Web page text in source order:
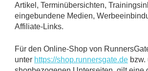
Artikel, Terminübersichten,
eingebundene Medien,
Affiliate-Links.
Für den Online-Shop von
unter https://shop.runnersgate.de bzw.